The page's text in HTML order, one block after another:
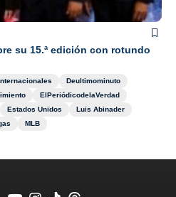
su 15.ª edición con rotundo
Deultimominuto
ElPeriódicodelaVerdad
Estados Unidos
Luis Abinader
MLB